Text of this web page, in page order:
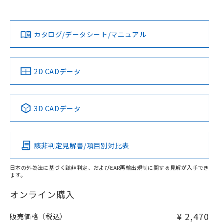
ダウンロードデータをご利用いただく前に、以下を必ずお読
みください。
ソフトウェアの使用条件
対応済み
中国 RoHS 注意事項・凡例
Pb Hg Cd Cr(VI)
O
在庫等で未対応品が混在する可能性があります。
問い合わせください。
カタログ/データシート/マニュアル
2D CADデータ
3D CADデータ
該非判定見解書/項目別対比表
日本の外為法に基づく該非判定、およびEAR再輸出規制に関する見解が入手でき
ます。
オンライン購入
販売価格（税込） ¥ 2,470